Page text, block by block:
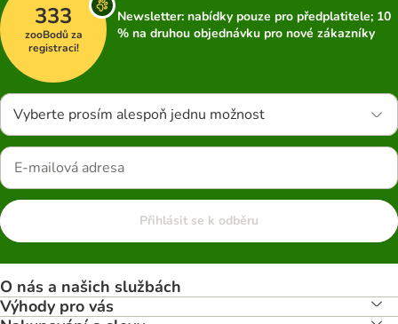
333
zooBodů za
registraci!
Newsletter: nabídky pouze pro předplatitele; 10
% na druhou objednávku pro nové zákazníky
Vyberte prosím alespoň jednu možnost
Přihlásit se k odběru
O nás a našich službách
Výhody pro vás